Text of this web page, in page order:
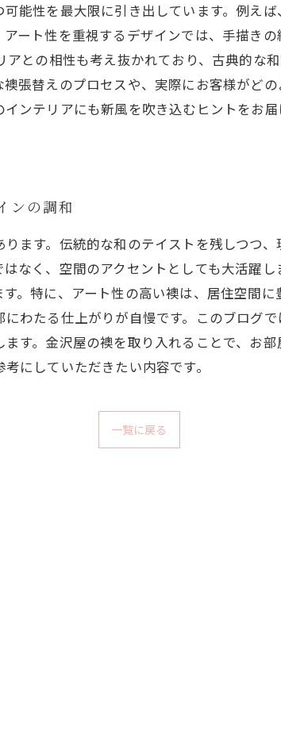
能性を最大限に引き出しています。例え
ート性を重視するデザインでは、手描き
との相性も考え抜かれており、古典的な
張替えのプロセスや、実際にお客様がど
ンテリアにも新風を吹き込むヒントをお
ンの調和
ます。伝統的な和のテイストを残しつつ
なく、空間のアクセントとしても大活躍
。特に、アート性の高い襖は、居住空間
わたる仕上がりが自慢です。このブログ
す。金沢屋の襖を取り入れることで、お
にしていただきたい内容です。
一覧に戻る